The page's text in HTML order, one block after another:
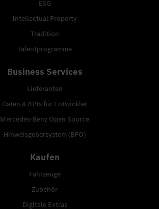
ESG
Intellectual Property
Tradition
Talentprogramme
Business Services
Lieferanten
Daten & APIs für Entwickler
Mercedes-Benz Open Source
Hinweisgebersystem (BPO)
Kaufen
Fahrzeuge
Zubehör
Digitale Extras